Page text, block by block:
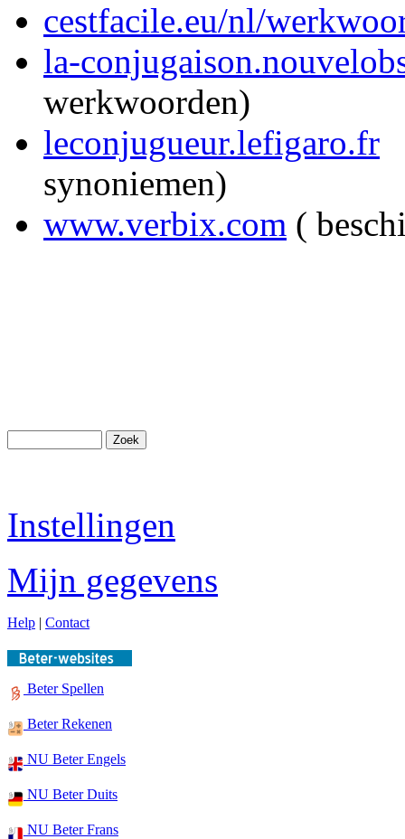
cestfacile.eu/nl/
la-
werkwoorden)
leconjugueur.lefigaro.fr
synoniemen)
www.verbix.com (
Instellingen
Mijn gegevens
Help | Contact
Beter Spellen
Beter Rekenen
NU Beter Engels
NU Beter Duits
NU Beter Frans